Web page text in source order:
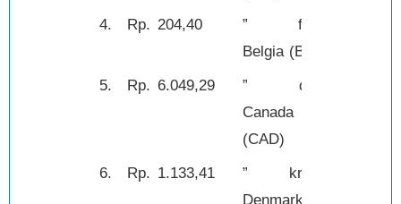
4. Rp. 204,40
” franc
Belgia (BEF)
5. Rp. 6.049,29
” dolar
Canada
(CAD)
6. Rp. 1.133,41
” kroner
Denmark